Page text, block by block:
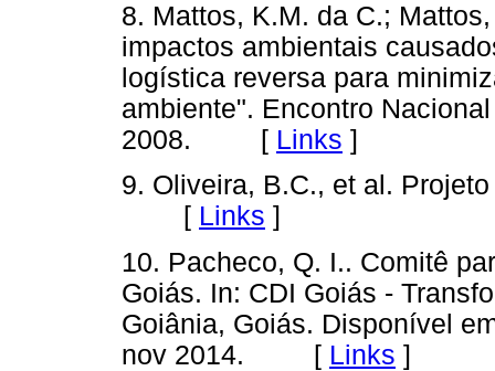
8. Mattos, K.M. da C.;
impactos ambientais
logística reversa para
ambiente". Encontro
2008. [ Links ]
9. Oliveira, B.C., et al.
[ Links ]
10. Pacheco, Q. I.. Comitê
Goiás. In: CDI Goiás -
Goiânia, Goiás. Disponível
nov 2014. [ Links ]